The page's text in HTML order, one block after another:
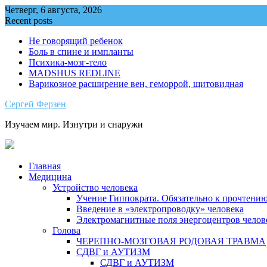
Skip
to
Четверг, 6 августа, 2026
Recent posts
Не говорящий ребенок
Боль в спине и импланты
Психика-мозг-тело
MADSHUS REDLINE
Варикозное расширение вен, геморрой, щитовидная
Сергей Ферзен
Изучаем мир. Изнутри и снаружи
Главная
Медицина
Устройство человека
Учение Гиппократа. Обязательно к
Введение в «электропроводку» человека
Электромагнитные поля энергоцентров
Голова
ЧЕРЕПНО-МОЗГОВАЯ РОДОВАЯ ТРАВМА
СДВГ и АУТИЗМ
СДВГ и АУТИЗМ